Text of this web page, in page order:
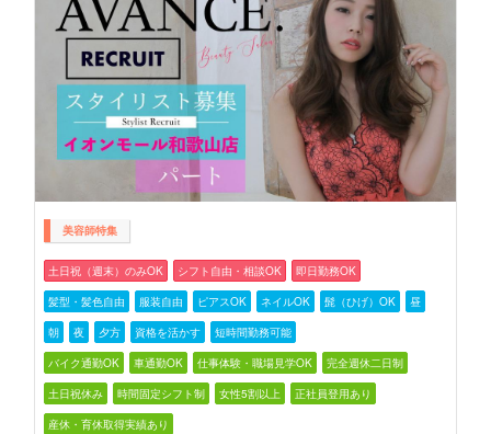
美容師特集
土日祝（週末）のみOK シフト自由・相談OK
即日勤務OK
髪型・髪色自由
服装自由 ピアスOK ネイルOK 髭（ひげ）OK
昼
朝
夜 夕方 資格を活かす
短時間勤務可能
バイク通勤OK
車通勤OK 仕事体験・職場見学OK
完全週休二日制
土日祝休み
時間固定シフト制 女性5割以上
正社員登用あり
産休・育休取得実績あり